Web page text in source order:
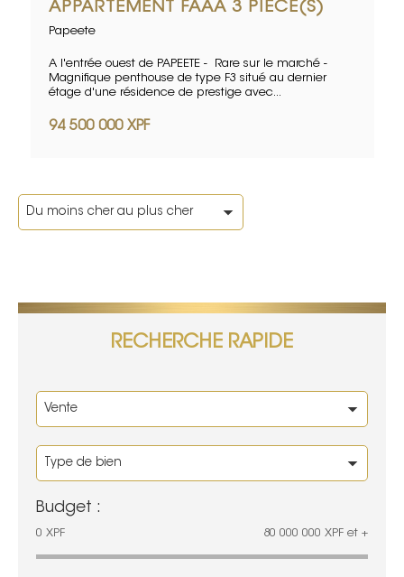
APPARTEMENT FAAA 3 PIÈCE(S)
Papeete
A l'entrée ouest de PAPEETE - Rare sur le marché -
Magnifique penthouse de type F3 situé au dernier
étage d'une résidence de prestige avec...
94 500 000 XPF
RECHERCHE RAPIDE
Budget :
0 XPF 80 000 000 XPF et +